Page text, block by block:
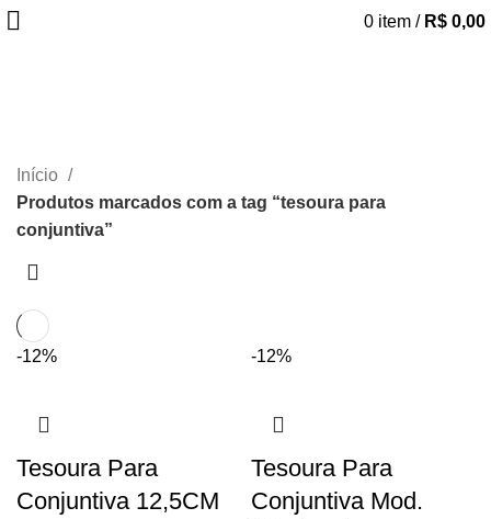
0 item / R$ 0,00
CATEGORIAS
Início
Produtos marcados com a tag “tesoura para
conjuntiva”
-12%
Tesoura Para
Conjuntiva 12,5CM
-12%
Tesoura Para
Conjuntiva Mod.